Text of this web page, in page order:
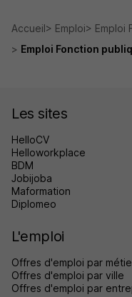
Accueil Emploi
Emploi
Emploi Fonction
Les sites
HelloCV
Helloworkplace
BDM
Jobijoba
Maformation
Diplomeo
L'emploi
Offres d'emploi par
Offres d'emploi par ville
Offres d'emploi par